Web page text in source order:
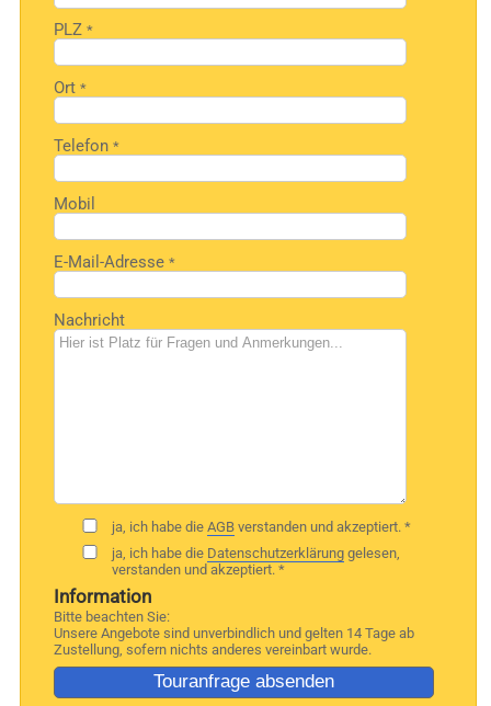
PLZ*
Ort*
Telefon*
Mobil
E-Mail-Adresse*
Nachricht
ja, ich habe dieAGB verstanden und akzeptiert. *
ja, ich habe die Datenschutzerklärung gelesen,
verstanden und akzeptiert. *
Information
Bitte beachten Sie:
Unsere Angebote sind unverbindlich und gelten 14 Tage ab
Zustellung, sofern nichts anderes vereinbart wurde.